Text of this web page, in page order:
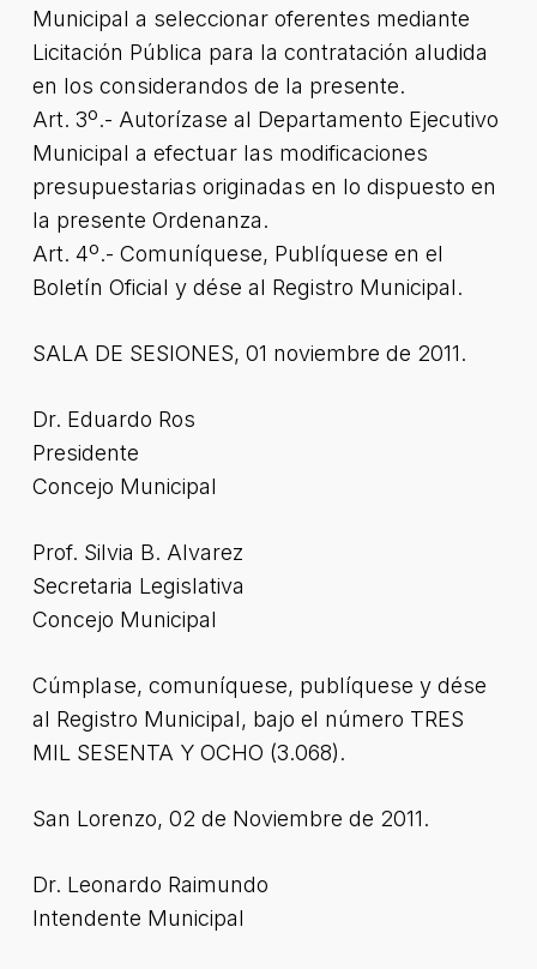
Municipal a seleccionar oferentes mediante
Licitación Pública para la contratación aludida
en los considerandos de la presente.
Art. 3º.- Autorízase al Departamento Ejecutivo
Municipal a efectuar las modificaciones
presupuestarias originadas en lo dispuesto en
la presente Ordenanza.
Art. 4º.- Comuníquese, Publíquese en el
Boletín Oficial y dése al Registro Municipal.
SALA DE SESIONES, 01 noviembre de 2011.
Dr. Eduardo Ros
Presidente
Concejo Municipal
Prof. Silvia B. Alvarez
Secretaria Legislativa
Concejo Municipal
Cúmplase, comuníquese, publíquese y dése
al Registro Municipal, bajo el número TRES
MIL SESENTA Y OCHO (3.068).
San Lorenzo, 02 de Noviembre de 2011.
Dr. Leonardo Raimundo
Intendente Municipal